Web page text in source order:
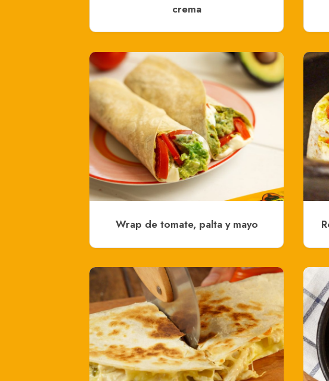
crema
Wrap de tomate, palta y mayo